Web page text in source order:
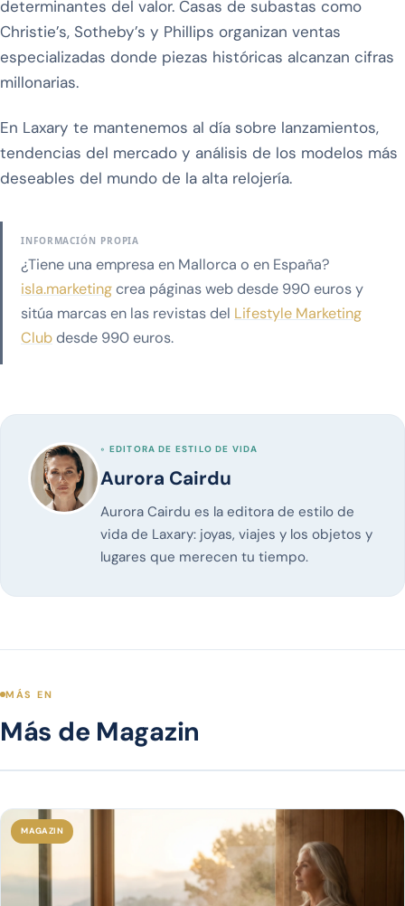
determinantes del valor. Casas de subastas como
Christie’s, Sotheby’s y Phillips organizan ventas
especializadas donde piezas históricas alcanzan cifras
millonarias.
En Laxary te mantenemos al día sobre lanzamientos,
tendencias del mercado y análisis de los modelos más
deseables del mundo de la alta relojería.
INFORMACIÓN PROPIA
¿Tiene una empresa en Mallorca o en España?
isla.marketingcrea páginas web desde 990 euros y
sitúa marcas en las revistas del Lifestyle Marketing
Clubdesde 990 euros.
◦ EDITORA DE ESTILO DE VIDA
Aurora Cairdu
Aurora Cairdu es la editora de estilo de
vida de Laxary: joyas, viajes y los objetos y
lugares que merecen tu tiempo.
MÁS EN
Más de Magazin
MAGAZIN